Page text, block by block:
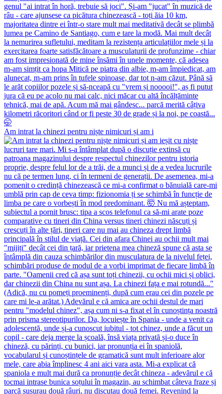
Am intrat la chinezi pentru niște nimicuri și am i